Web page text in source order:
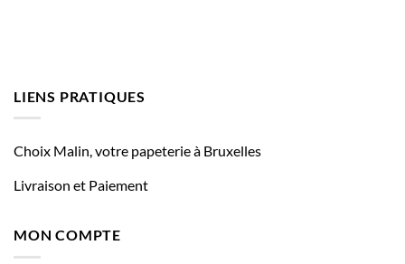
LIENS PRATIQUES
Choix Malin, votre papeterie à Bruxelles
Livraison et Paiement
MON COMPTE